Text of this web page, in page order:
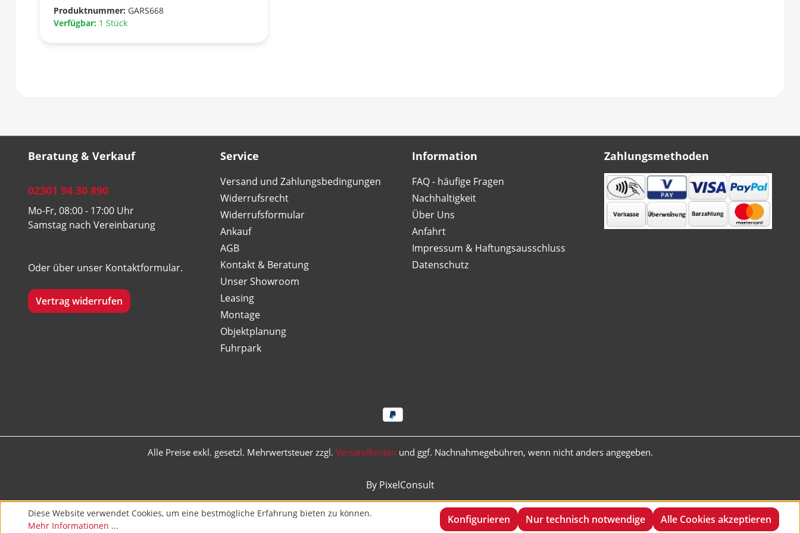
Produktnummer: GARS668
Verfügbar: 1 Stück
Beratung & Verkauf
02301 94 30 890
Mo-Fr, 08:00 - 17:00 Uhr
Samstag nach Vereinbarung
Oder über unser Kontaktformular.
Vertrag widerrufen
Service
Versand und Zahlungsbedingungen
Widerrufsrecht
Widerrufsformular
Ankauf
AGB
Kontakt & Beratung
Unser Showroom
Leasing
Montage
Objektplanung
Fuhrpark
Information
FAQ - häufige Fragen
Nachhaltigkeit
Über Uns
Anfahrt
Impressum & Haftungsausschluss
Datenschutz
Zahlungsmethoden
Alle Preise exkl. gesetzl. Mehrwertsteuer zzgl. Versandkosten und ggf. Nachnahmegebühren, wenn nicht anders angegeben.
By PixelConsult
Diese Website verwendet Cookies, um eine bestmögliche Erfahrung bieten zu können.
Mehr Informationen ...
Nur technisch notwendige
Konfigurieren Alle Cookies akzeptieren